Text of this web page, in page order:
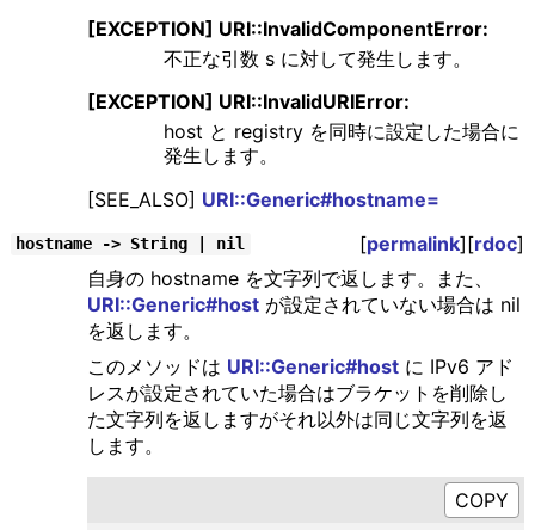
[EXCEPTION] URI::InvalidComponentError:
不正な引数 s に対して発生します。
[EXCEPTION] URI::InvalidURIError:
host と registry を同時に設定した場合に
発生します。
[SEE_ALSO] URI::Generic#hostname=
hostname -> String | nil [permalink][rdoc]
自身の hostname を文字列で返します。また、
URI::Generic#hostが設定されていない場合は nil
を返します。
このメソッドは URI::Generic#hostに IPv6 アド
レスが設定されていた場合はブラケットを削除し
た文字列を返しますがそれ以外は同じ文字列を返
します。